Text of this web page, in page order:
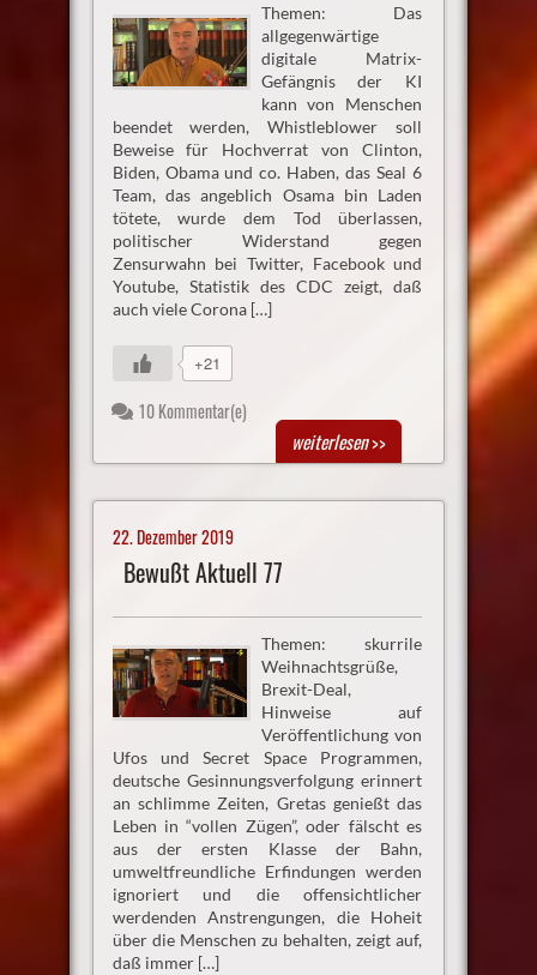
Themen: Das
allgegenwärtige
digitale Matrix-
Gefängnis der KI
kann von Menschen
beendet werden, Whistleblower soll
Beweise für Hochverrat von Clinton,
Biden, Obama und co. Haben, das Seal 6
Team, das angeblich Osama bin Laden
tötete, wurde dem Tod überlassen,
politischer Widerstand gegen
Zensurwahn bei Twitter, Facebook und
Youtube, Statistik des CDC zeigt, daß
auch viele Corona […]
+21
10 Kommentar(e)
weiterlesen>>
22. Dezember 2019
Bewußt Aktuell 77
Themen: skurrile
Weihnachtsgrüße,
Brexit-Deal,
Hinweise auf
Veröffentlichung von
Ufos und Secret Space Programmen,
deutsche Gesinnungsverfolgung erinnert
an schlimme Zeiten, Gretas genießt das
Leben in “vollen Zügen”, oder fälscht es
aus der ersten Klasse der Bahn,
umweltfreundliche Erfindungen werden
ignoriert und die offensichtlicher
werdenden Anstrengungen, die Hoheit
über die Menschen zu behalten, zeigt auf,
daß immer […]